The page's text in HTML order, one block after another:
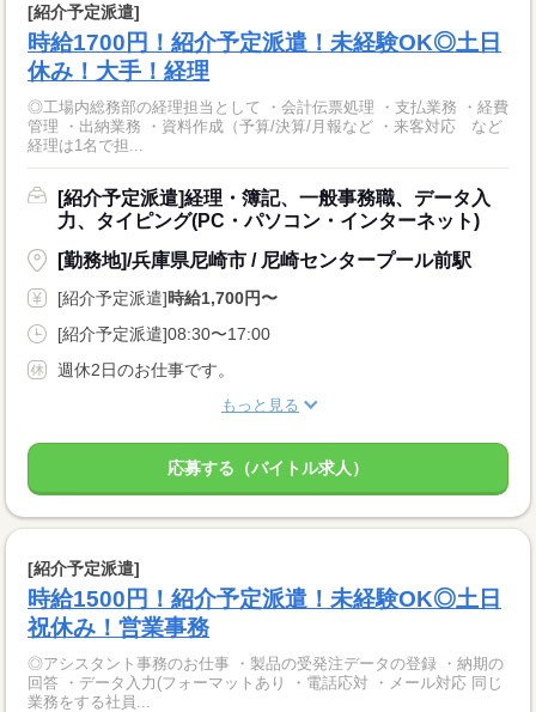
[紹介予定派遣]
時給1700円！紹介予定派遣！未経験OK◎土日
休み！大手！経理
◎工場内総務部の経理担当として ・会計伝票処理 ・支払業務 ・経費
管理 ・出納業務 ・資料作成（予算/決算/月報など ・来客対応 など
経理は1名で担...
[紹介予定派遣]経理・簿記、一般事務職、データ入
力、タイピング(PC・パソコン・インターネット)
[勤務地]/兵庫県尼崎市 / 尼崎センタープール前駅
[紹介予定派遣]時給1,700円〜
[紹介予定派遣]08:30〜17:00
週休2日のお仕事です。
もっと見る
応募する（バイトル求人）
[紹介予定派遣]
時給1500円！紹介予定派遣！未経験OK◎土日
祝休み！営業事務
◎アシスタント事務のお仕事 ・製品の受発注データの登録 ・納期の
回答 ・データ入力(フォーマットあり ・電話応対 ・メール対応 同じ
業務をする社員...